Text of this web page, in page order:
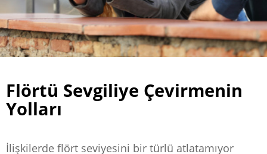
Flörtü Sevgiliye Çevirmenin
Yolları
İlişkilerde flört seviyesini bir türlü atlatamıyor